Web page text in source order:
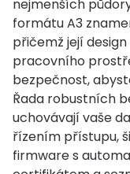
nejmenších
formátu A3
přičemž její
pracovního
bezpečnost,
Řada robustních
uchovávají vaše
řízením přístupu,
firmware s